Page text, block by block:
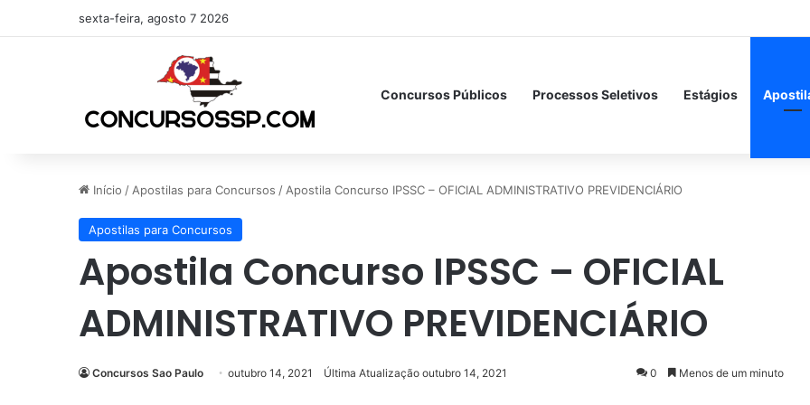
sexta-feira, agosto 7 2026
Concursos Públicos Processos Seletivos Estágios
Início / Apostilas para Concursos / Apostila Concurso IPSSC – OFICIAL ADMINISTRATIVO PREVIDENCIÁRIO
Apostilas para Concursos
Apostila Concurso IPSSC – OFICIAL
ADMINISTRATIVO PREVIDENCIÁRIO
Concursos Sao Paulo outubro 14, 2021 Última Atualização outubro 14, 2021 0 Menos de um minuto